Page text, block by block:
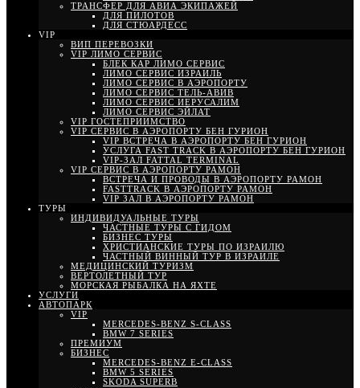
ТРАНСФЕР ДЛЯ АВИА ЭКИПАЖЕЙ
ДЛЯ ПИЛОТОВ
ДЛЯ СТЮАРДЕСС
VIP
ВИП ПЕРЕВОЗКИ
VIP ЛИМО СЕРВИС
БЛЕК КАР ЛИМО СЕРВИС
ЛИМО СЕРВИС ИЗРАИЛЬ
ЛИМО СЕРВИС В АЭРОПОРТУ
ЛИМО СЕРВИС ТЕЛЬ-АВИВ
ЛИМО СЕРВИС ИЕРУСАЛИМ
ЛИМО СЕРВИС ЭЙЛАТ
VIP ГОСТЕПРИИМСТВО
VIP СЕРВИС В АЭРОПОРТУ БЕН ГУРИОН
VIP ВСТРЕЧА В АЭРОПОРТУ БЕН ГУРИОН
УСЛУГА FAST TRACK В АЭРОПОРТУ БЕН ГУРИОН
VIP-ЗАЛ FATTAL TERMINAL
VIP СЕРВИС В АЭРОПОРТУ РАМОН
ВСТРЕЧА И ПРОВОДЫ В АЭРОПОРТУ РАМОН
FASTTRACK В АЭРОПОРТУ РАМОН
VIP ЗАЛ В АЭРОПОРТУ РАМОН
ТУРЫ
ИНДИВИДУАЛЬНЫЕ ТУРЫ
ЧАСТНЫЕ ТУРЫ С ГИДОМ
БИЗНЕС ТУРЫ
ХРИСТИАНСКИЕ ТУРЫ ПО ИЗРАИЛЮ
ЧАСТНЫЙ ВИННЫЙ ТУР В ИЗРАИЛЕ
МЕДИЦИНСКИЙ ТУРИЗМ
ВЕРТОЛЕТНЫЙ ТУР
МОРСКАЯ РЫБАЛКА НА ЯХТЕ
УСЛУГИ
АВТОПАРК
VIP
MERCEDES-BENZ S-CLASS
BMW 7 SERIES
ПРЕМИУМ
БИЗНЕС
MERCEDES-BENZ E-CLASS
BMW 5 SERIES
SKODA SUPERB